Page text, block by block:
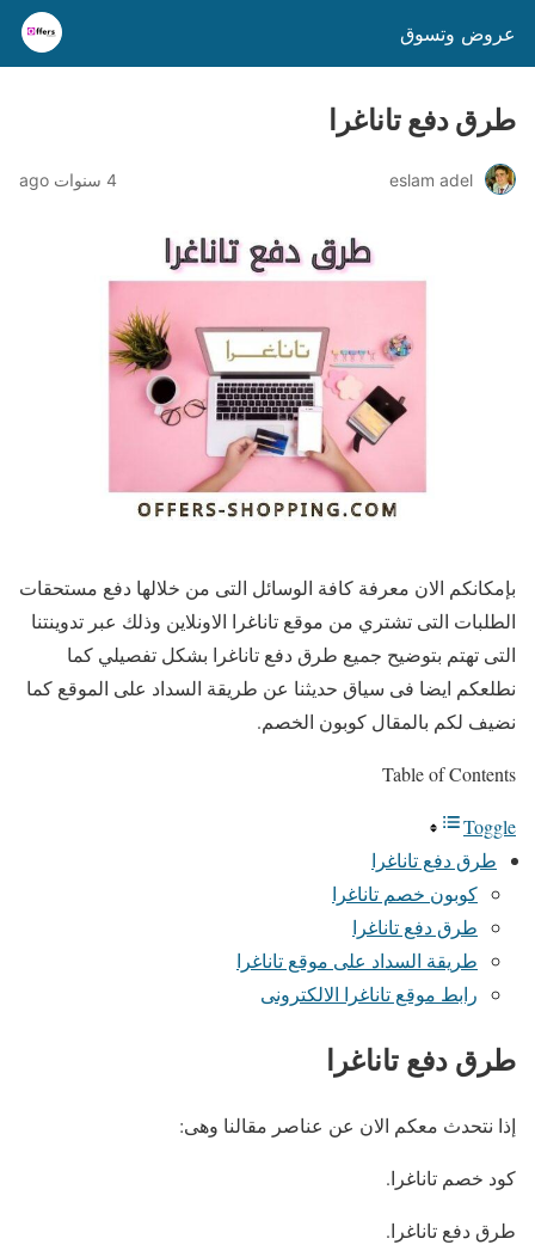
عروض وتسوق
طرق دفع تاناغرا
eslam adel 4 سنوات ago
بإمكانكم الان معرفة كافة الوسائل التى من خلالها دفع مستحقات
الطلبات التى تشتري من موقع تاناغرا الاونلاين وذلك عبر تدوينتنا
التى تهتم بتوضيح جميع طرق دفع تاناغرا بشكل تفصيلي كما
نطلعكم ايضا فى سياق حديثنا عن طريقة السداد على الموقع كما
نضيف لكم بالمقال كوبون الخصم.
Table of Contents
Toggle
طرق دفع تاناغرا
كوبون خصم تاناغرا
طرق دفع تاناغرا
طريقة السداد على موقع تاناغرا
رابط موقع تاناغرا الالكترونى
طرق دفع تاناغرا
إذا نتحدث معكم الان عن عناصر مقالنا وهى:
كود خصم تاناغرا.
طرق دفع تاناغرا.